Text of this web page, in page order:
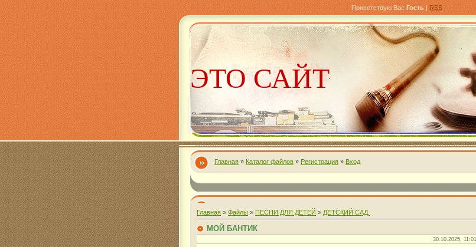
Приветствую Вас Гость | RSS
ЭТО САЙТ
Александра
Главная » Каталог файлов » Регистрация » Вход
Главная » Файлы » ПЕСНИ ДЛЯ ДЕТЕЙ » ДЕТСКИЙ САД.
МОЙ БАНТИК
30.10.2025, 11:01